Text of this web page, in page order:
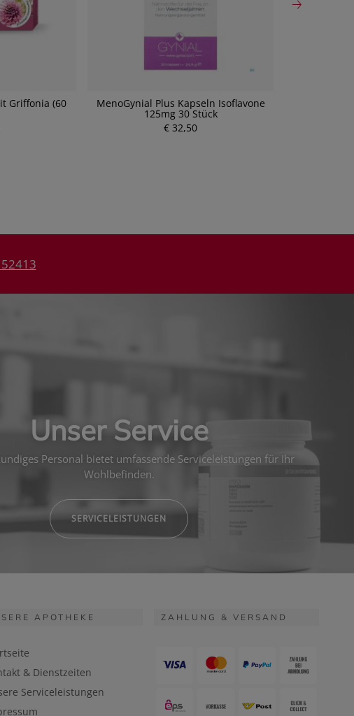
Griffonia (60 MenoGynial Plus Kapseln Isoflavone
125mg 30 Stück
€ 32,50
Unser Service
Personal bietet umfassende Serviceleistungen für Ihr
Wohlbefinden.
SERVICELEISTUNGEN
APOTHEKE
& Dienstzeiten
Serviceleistungen
ZAHLUNG & VERSAND